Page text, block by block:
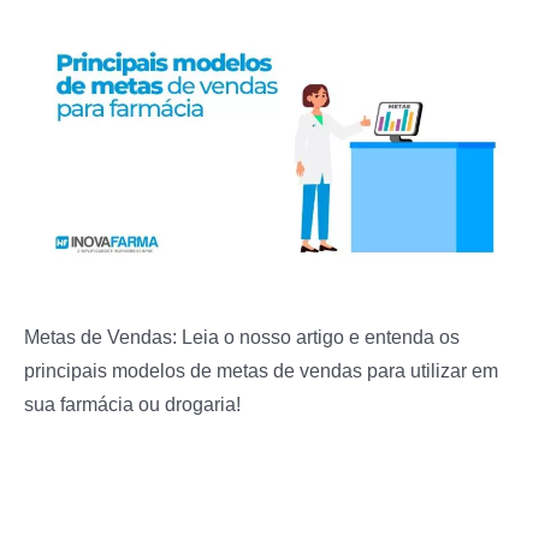
Metas de Vendas: Leia o nosso artigo e entenda os
principais modelos de metas de vendas para utilizar em
sua farmácia ou drogaria!